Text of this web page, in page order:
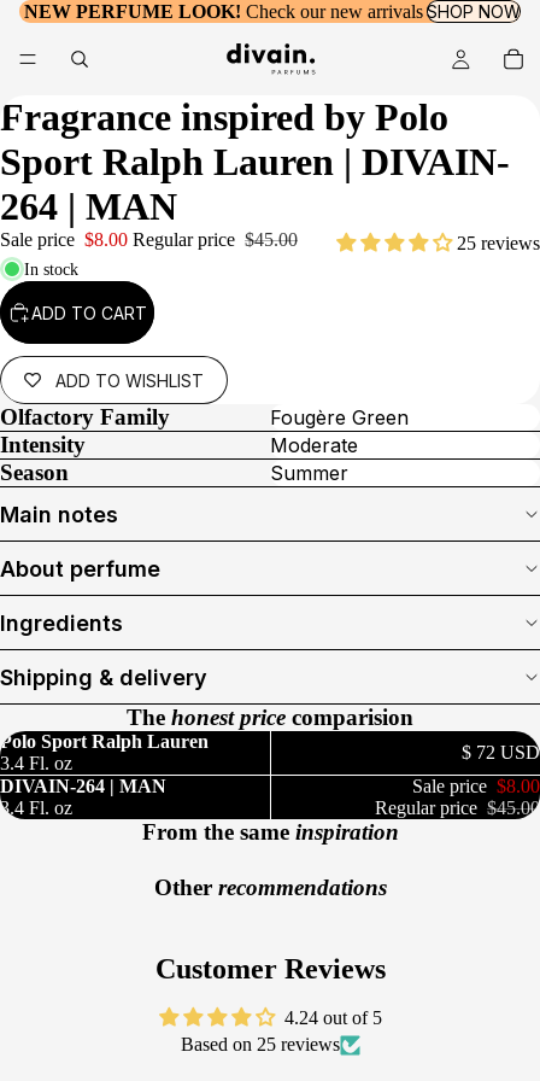
NEW PERFUME LOOK! Check our new arrivals SHOP NOW
Fragrance inspired by Polo
Sport Ralph Lauren | DIVAIN-
264 | MAN
Sale price $8.00 Regular price $45.00 25 reviews
In stock
ADD TO CART
ADD TO WISHLIST
Olfactory Family Fougère Green
Intensity Moderate
Season Summer
Main notes
About perfume
Ingredients
Shipping & delivery
The honest price comparision
Polo Sport Ralph Lauren
3.4 Fl. oz
$ 72 USD
DIVAIN-264 | MAN
3.4 Fl. oz
Sale price $8.00
Regular price $45.00
From the same inspiration
Other recommendations
Customer Reviews
4.24 out of 5
Based on 25 reviews